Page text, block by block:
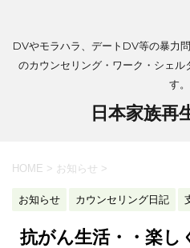
DVやモラハラ、デートDV等の暴力
のカウンセリング・ワーク・シェル
す。
日本家族再
HOME > お知らせ >
お知らせ カウンセリング日記
抗がん生活・・楽し